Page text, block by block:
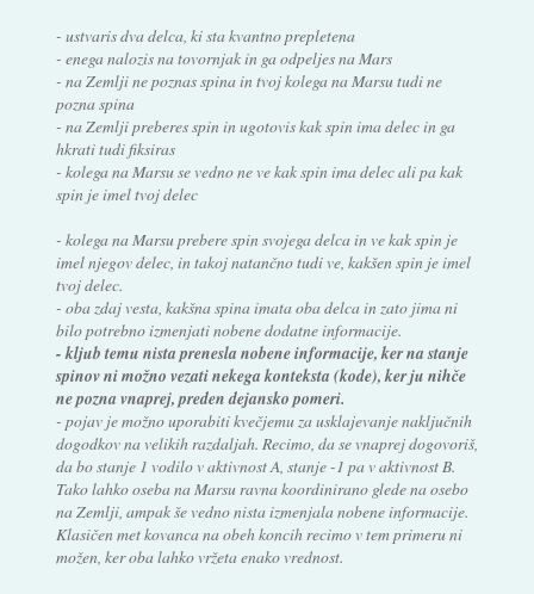
- ustvaris dva delca, ki sta kvantno prepletena
- enega nalozis na tovornjak in ga odpeljes na Mars
- na Zemlji ne poznas spina in tvoj kolega na Marsu tudi ne
pozna spina
- na Zemlji preberes spin in ugotovis kak spin ima delec in ga
hkrati tudi fiksiras
- kolega na Marsu se vedno ne ve kak spin ima delec ali pa kak
spin je imel tvoj delec
- kolega na Marsu prebere spin svojega delca in ve kak spin je
imel njegov delec, in takoj natančno tudi ve, kakšen spin je imel
tvoj delec.
- oba zdaj vesta, kakšna spina imata oba delca in zato jima ni
bilo potrebno izmenjati nobene dodatne informacije.
- kljub temu nista prenesla nobene informacije, ker na stanje
spinov ni možno vezati nekega konteksta (kode), ker ju nihče
ne pozna vnaprej, preden dejansko pomeri.
- pojav je možno uporabiti kvečjemu za usklajevanje naključnih
dogodkov na velikih razdaljah. Recimo, da se vnaprej dogovoriš,
da bo stanje 1 vodilo v aktivnost A, stanje -1 pa v aktivnost B.
Tako lahko oseba na Marsu ravna koordinirano glede na osebo
na Zemlji, ampak še vedno nista izmenjala nobene informacije.
Klasičen met kovanca na obeh koncih recimo v tem primeru ni
možen, ker oba lahko vržeta enako vrednost.